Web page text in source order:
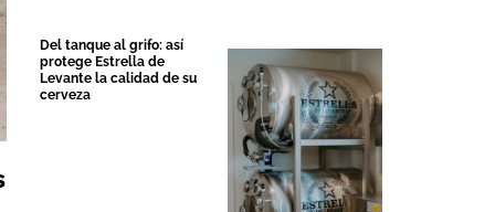
Del tanque al grifo: así
protege Estrella de
Levante la calidad de su
cerveza